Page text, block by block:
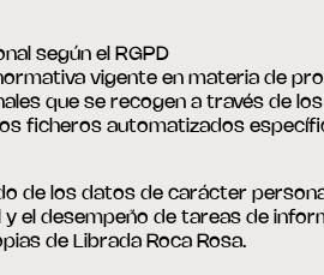
según el RGPD
vigente en materia de
que se recogen a través de
ficheros automatizados
de los datos de carácter
el desempeño de tareas de
de Librada Roca Rosa.